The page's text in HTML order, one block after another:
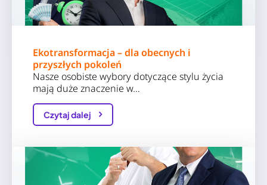
Ekotransformacja – dla obecnych i
przyszłych pokoleń
Nasze osobiste wybory dotyczące stylu życia
mają duże znaczenie w…
Czytaj dalej